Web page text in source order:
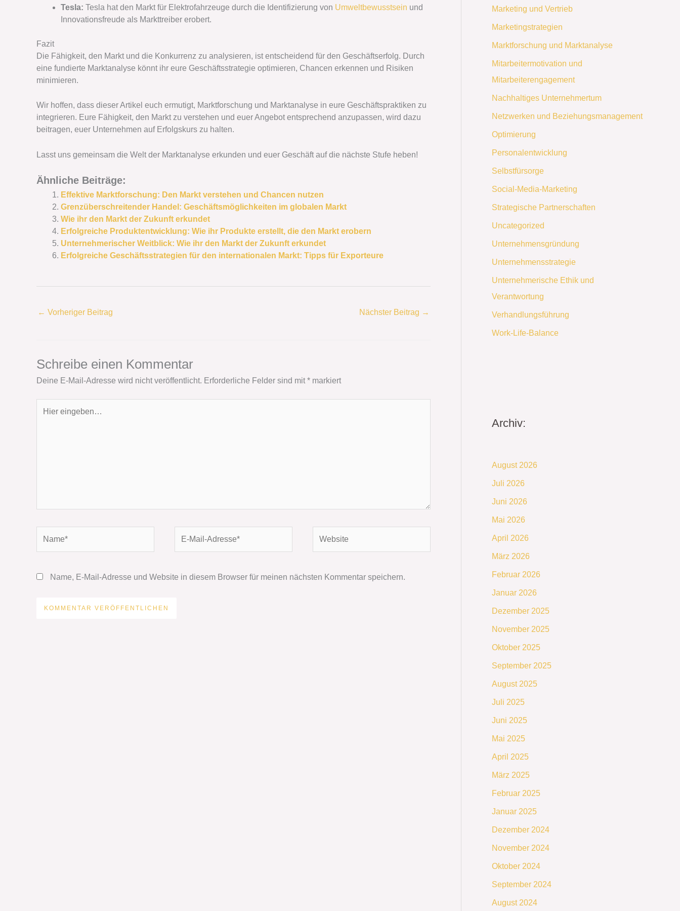
Tesla: Tesla hat den Markt für Elektrofahrzeuge durch die Identifizierung von Umweltbewusstsein und
Innovationsfreude als Markttreiber erobert.
Fazit
Die Fähigkeit, den Markt und die Konkurrenz zu analysieren, ist entscheidend für den Geschäftserfolg. Durch
eine fundierte Marktanalyse könnt ihr eure Geschäftsstrategie optimieren, Chancen erkennen und Risiken
minimieren.
Wir hoffen, dass dieser Artikel euch ermutigt, Marktforschung und Marktanalyse in eure Geschäftspraktiken zu
integrieren. Eure Fähigkeit, den Markt zu verstehen und euer Angebot entsprechend anzupassen, wird dazu
beitragen, euer Unternehmen auf Erfolgskurs zu halten.
Lasst uns gemeinsam die Welt der Marktanalyse erkunden und euer Geschäft auf die nächste Stufe heben!
Ähnliche Beiträge:
Effektive Marktforschung: Den Markt verstehen und Chancen nutzen
Grenzüberschreitender Handel: Geschäftsmöglichkeiten im globalen Markt
Wie ihr den Markt der Zukunft erkundet
Erfolgreiche Produktentwicklung: Wie ihr Produkte erstellt, die den Markt erobern
Unternehmerischer Weitblick: Wie ihr den Markt der Zukunft erkundet
Erfolgreiche Geschäftsstrategien für den internationalen Markt: Tipps für Exporteure
← Vorheriger Beitrag Nächster Beitrag →
Schreibe einen Kommentar
Deine E-Mail-Adresse wird nicht veröffentlicht. Erforderliche Felder sind mit * markiert
eingeben…
Mail-
Name, E-Mail-Adresse und Website in diesem Browser für meinen nächsten Kommentar speichern.
Marketing und Vertrieb
Marketingstrategien
Marktforschung und Marktanalyse
Mitarbeitermotivation und
Mitarbeiterengagement
Nachhaltiges Unternehmertum
Netzwerken und Beziehungsmanagement
Optimierung
Personalentwicklung
Selbstfürsorge
Social-Media-Marketing
Strategische Partnerschaften
Uncategorized
Unternehmensgründung
Unternehmensstrategie
Unternehmerische Ethik und
Verantwortung
Verhandlungsführung
Work-Life-Balance
Archiv:
August 2026
Juli 2026
Juni 2026
Mai 2026
April 2026
März 2026
Februar 2026
Januar 2026
Dezember 2025
November 2025
Oktober 2025
September 2025
August 2025
Juli 2025
Juni 2025
Mai 2025
April 2025
März 2025
Februar 2025
Januar 2025
Dezember 2024
November 2024
Oktober 2024
September 2024
August 2024